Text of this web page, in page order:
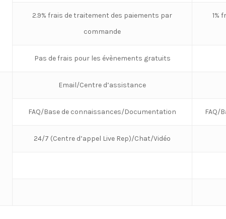
2.9% frais de traitement des paiements par
commande
1%
Pas de frais pour les évènements gratuits
Email/Centre d’assistance
FAQ/Base de connaissances/Documentation FAQ/
24/7 (Centre d’appel Live Rep)/Chat/Vidéo